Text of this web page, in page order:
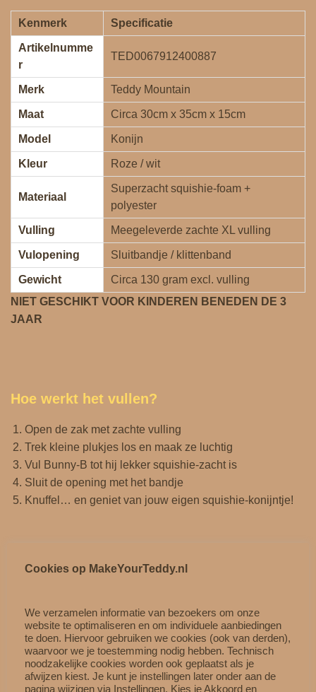
Kenmerk Specificatie
Artikelnumme
r
TED0067912400887
Merk Teddy Mountain
Maat Circa 30cm x 35cm x 15cm
Model Konijn
Kleur Roze / wit
Materiaal
Superzacht squishie‑foam +
polyester
Vulling Meegeleverde zachte XL vulling
Vulopening Sluitbandje / klittenband
Gewicht
Circa 130 gram excl. vulling
NIET GESCHIKT VOOR KINDEREN BENEDEN DE 3
JAAR
Hoe werkt het vullen?
Open de zak met zachte vulling
Trek kleine plukjes los en maak ze luchtig
Vul Bunny‑B tot hij lekker squishie‑zacht is
Sluit de opening met het bandje
Knuffel… en geniet van jouw eigen squishie‑konijntje!
Kidsworkshops
Kinderfeestjes
Cadeaumomenten
Creatieve knuffelactiviteiten
Verzamelpret met andere squishies
Cookies op MakeYourTeddy.nl
We verzamelen informatie van bezoekers om onze
website te optimaliseren en om individuele aanbiedingen
te doen. Hiervoor gebruiken we cookies (ook van derden),
waarvoor we je toestemming nodig hebben. Technisch
noodzakelijke cookies worden ook geplaatst als je
afwijzen kiest. Je kunt je instellingen later onder aan de
pagina wijzigen via Instellingen. Kies je Akkoord en